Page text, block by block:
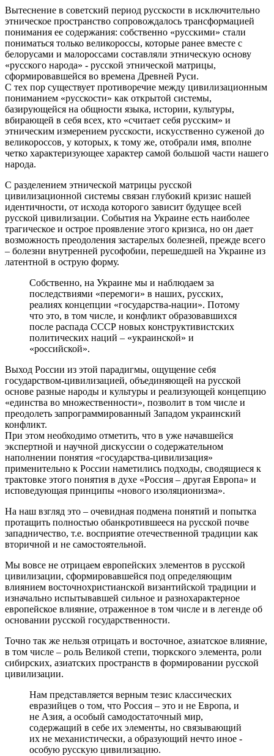
Вытеснение в советский период русскости в исключительно
этническое пространство сопровождалось трансформацией
понимания ее содержания: собственно «русскими» стали
пониматься только великороссы, которые ранее вместе с
белорусами и малороссами составляли этническую основу
«русского народа» - русской этнической матрицы,
сформировавшейся во времена Древней Руси.
С тех пор существует противоречие между цивилизационным
пониманием «русскости» как открытой системы,
базирующейся на общности языка, истории, культуры,
вбирающей в себя всех, кто «считает себя русским» и
этническим измерением русскости, искусственно суженой до
великороссов, у которых, к тому же, отобрали имя, вполне
четко характеризующее характер самой большой части нашего
народа.
С разделением этнической матрицы русской
цивилизационной системы связан глубокий кризис нашей
идентичности, от исхода которого зависит будущее всей
русской цивилизации. События на Украине есть наиболее
трагическое и острое проявление этого кризиса, но он дает
возможность преодоления застарелых болезней, прежде всего
– болезни внутренней русофобии, перешедшей на Украине из
латентной в острую форму.
Собственно, на Украине мы и наблюдаем за
последствиями «перемоги» в наших, русских,
реалиях концепции «государства-нации». Потому
что это, в том числе, и конфликт образовавшихся
после распада СССР новых конструктивистских
политических наций – «украинской» и
«российской».
Выход России из этой парадигмы, ощущение себя
государством-цивилизацией, объединяющей на русской
основе разные народы и культуры и реализующей концепцию
«единства во множественности», позволит в том числе и
преодолеть запрограммированный Западом украинский
конфликт.
При этом необходимо отметить, что в уже начавшейся
экспертной и научной дискуссии о содержательном
наполнении понятия «государства-цивилизация»
применительно к России наметились подходы, сводящиеся к
трактовке этого понятия в духе «Россия – другая Европа» и
исповедующая принципы «нового изоляционизма».
На наш взгляд это – очевидная подмена понятий и попытка
протащить полностью обанкротившееся на русской почве
западничество, т.е. восприятие отечественной традиции как
вторичной и не самостоятельной.
Мы вовсе не отрицаем европейских элементов в русской
цивилизации, сформировавшейся под определяющим
влиянием восточнохристианской византийской традиции и
изначально испытывавшей сильное и разнохарактерное
европейское влияние, отраженное в том числе и в легенде об
основании русской государственности.
Точно так же нельзя отрицать и восточное, азиатское влияние,
в том числе – роль Великой степи, тюркского элемента, роли
сибирских, азиатских пространств в формировании русской
цивилизации.
Нам представляется верным тезис классических
евразийцев о том, что Россия – это и не Европа, и
не Азия, а особый самодостаточный мир,
содержащий в себе их элементы, но связывающий
их не механистически, а образующий нечто иное -
особую русскую цивилизацию.